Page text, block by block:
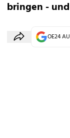
bringen -
OE24